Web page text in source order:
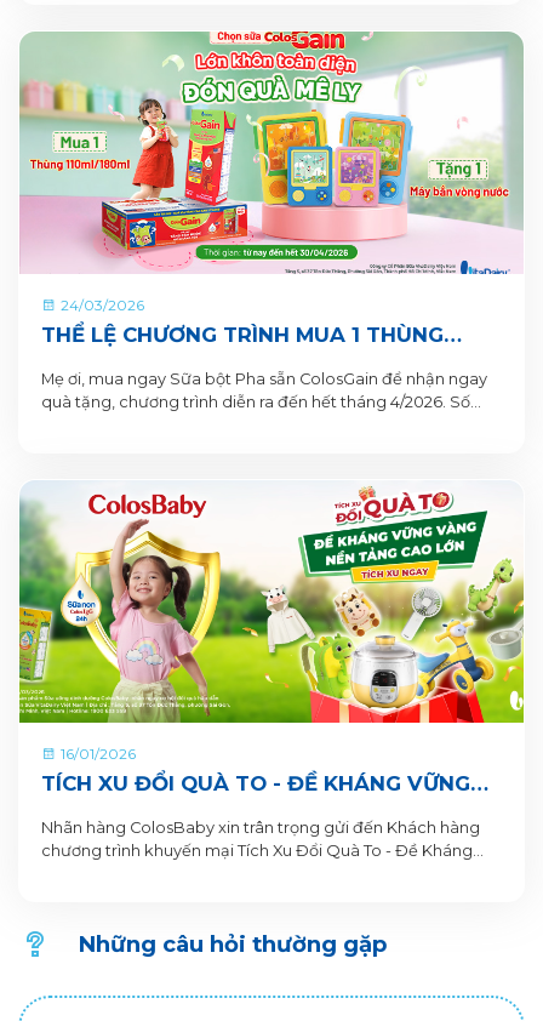
24/03/2026
THỂ LỆ CHƯƠNG TRÌNH MUA 1 THÙNG
TẶNG 1 QUÀ TỪ COLOSGAIN
Mẹ ơi, mua ngay Sữa bột Pha sẵn ColosGain để nhận ngay
quà tặng, chương trình diễn ra đến hết tháng 4/2026. Số
16/01/2026
TÍCH XU ĐỔI QUÀ TO - ĐỀ KHÁNG VỮNG
VÀNG, NỀN TẢNG CAO LỚN CÙNG SỮA BỘT
PHA SẴN COLOSBABY
Nhãn hàng ColosBaby xin trân trọng gửi đến Khách hàng
chương trình khuyến mại Tích Xu Đổi Quà To - Đề Kháng
Những câu hỏi thường gặp